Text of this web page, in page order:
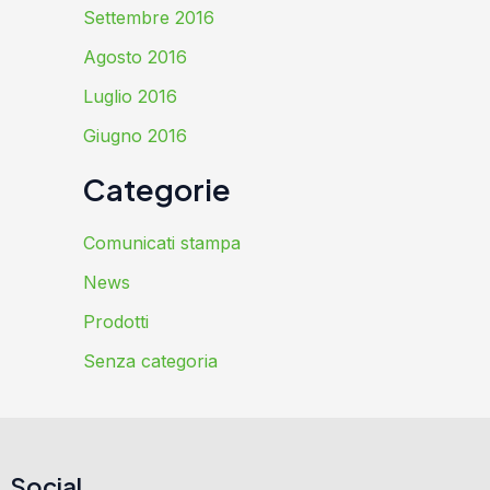
Settembre 2016
Agosto 2016
Luglio 2016
Giugno 2016
Categorie
Comunicati stampa
News
Prodotti
Senza categoria